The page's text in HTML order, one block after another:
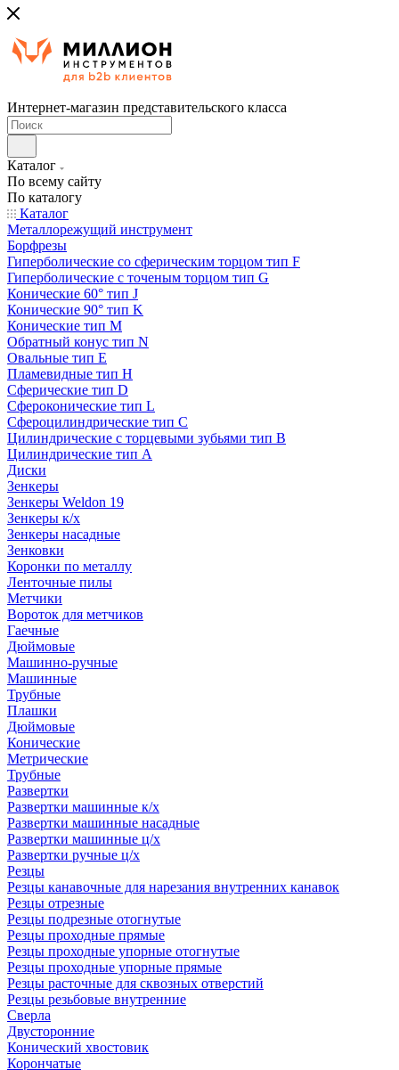
Интернет-магазин представительского класса
Каталог
По всему сайту
По каталогу
Каталог
Металлорежущий инструмент
Борфрезы
Гиперболические cо сферическим торцом тип F
Гиперболические с точеным торцом тип G
Конические 60° тип J
Конические 90° тип K
Конические тип M
Обратный конус тип N
Овальные тип E
Пламевидные тип H
Сферические тип D
Сфероконические тип L
Сфероцилиндрические тип C
Цилиндрические с торцевыми зубьями тип B
Цилиндрические тип А
Диски
Зенкеры
Зенкеры Weldon 19
Зенкеры к/х
Зенкеры насадные
Зенковки
Коронки по металлу
Ленточные пилы
Метчики
Вороток для метчиков
Гаечные
Дюймовые
Машинно-ручные
Машинные
Трубные
Плашки
Дюймовые
Конические
Метрические
Трубные
Развертки
Развертки машинные к/х
Развертки машинные насадные
Развертки машинные ц/х
Развертки ручные ц/х
Резцы
Резцы канавочные для нарезания внутренних канавок
Резцы отрезные
Резцы подрезные отогнутые
Резцы проходные прямые
Резцы проходные упорные отогнутые
Резцы проходные упорные прямые
Резцы расточные для сквозных отверстий
Резцы резьбовые внутренние
Сверла
Двусторонние
Конический хвостовик
Корончатые